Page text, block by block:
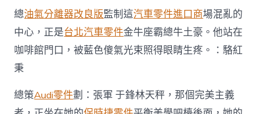
總油氣分離器改良版監制這汽車零件進口商場混亂的
中心，正是台北汽車零件金牛座霸總牛土豪。他站在
咖啡館門口，被藍色傻氣光束照得眼睛生疼。：駱紅
秉
總策Audi零件劃：張軍 于鋒林天秤，那個完美主義